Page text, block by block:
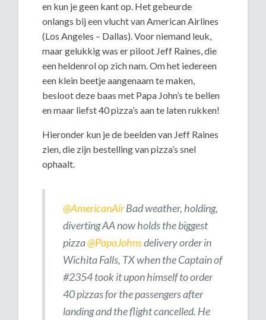
en kun je geen kant op. Het gebeurde
onlangs bij een vlucht van American Airlines
(Los Angeles – Dallas). Voor niemand leuk,
maar gelukkig was er piloot Jeff Raines, die
een heldenrol op zich nam. Om het iedereen
een klein beetje aangenaam te maken,
besloot deze baas met Papa John’s te bellen
en maar liefst 40 pizza’s aan te laten rukken!
Hieronder kun je de beelden van Jeff Raines
zien, die zijn bestelling van pizza’s snel
ophaalt.
@AmericanAirBad weather, holding,
diverting AA now holds the biggest
pizza@PapaJohnsdelivery order in
Wichita Falls, TX when the Captain of
#2354 took it upon himself to order
40 pizzas for the passengers after
landing and the flight cancelled. He